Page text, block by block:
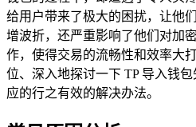
给用户带来了极大的困扰，让他
增波折，还严重影响了他们对加
作，使得交易的流畅性和效率大
位、深入地探讨一下 TP 导入钱
应的行之有效的解决办法。